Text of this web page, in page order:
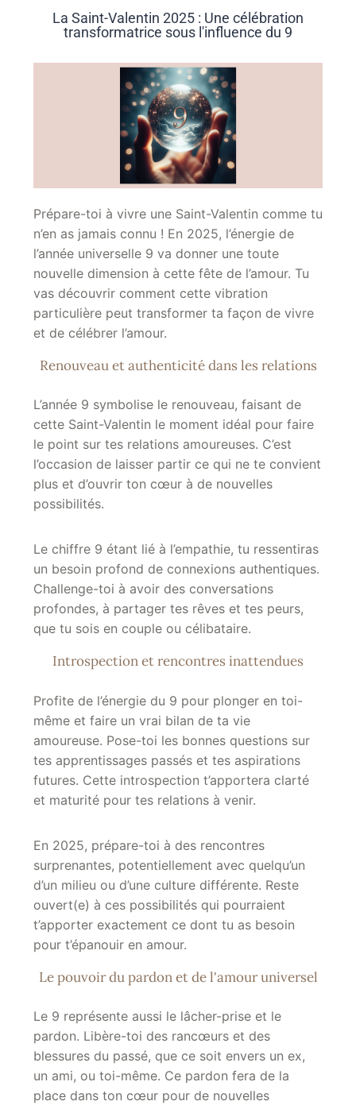
La Saint-Valentin 2025 : Une célébration
transformatrice sous l'influence du 9
Prépare-toi à vivre une Saint-Valentin comme tu
n’en as jamais connu ! En 2025, l’énergie de
l’année universelle 9 va donner une toute
nouvelle dimension à cette fête de l’amour. Tu
vas découvrir comment cette vibration
particulière peut transformer ta façon de vivre
et de célébrer l’amour.
Renouveau et authenticité dans les relations
L’année 9 symbolise le renouveau, faisant de
cette Saint-Valentin le moment idéal pour faire
le point sur tes relations amoureuses. C’est
l’occasion de laisser partir ce qui ne te convient
plus et d’ouvrir ton cœur à de nouvelles
possibilités.
Le chiffre 9 étant lié à l’empathie, tu ressentiras
un besoin profond de connexions authentiques.
Challenge-toi à avoir des conversations
profondes, à partager tes rêves et tes peurs,
que tu sois en couple ou célibataire.
Introspection et rencontres inattendues
Profite de l’énergie du 9 pour plonger en toi-
même et faire un vrai bilan de ta vie
amoureuse. Pose-toi les bonnes questions sur
tes apprentissages passés et tes aspirations
futures. Cette introspection t’apportera clarté
et maturité pour tes relations à venir.
En 2025, prépare-toi à des rencontres
surprenantes, potentiellement avec quelqu’un
d’un milieu ou d’une culture différente. Reste
ouvert(e) à ces possibilités qui pourraient
t’apporter exactement ce dont tu as besoin
pour t’épanouir en amour.
Le pouvoir du pardon et de l'amour universel
Le 9 représente aussi le lâcher-prise et le
pardon. Libère-toi des rancœurs et des
blessures du passé, que ce soit envers un ex,
un ami, ou toi-même. Ce pardon fera de la
place dans ton cœur pour de nouvelles